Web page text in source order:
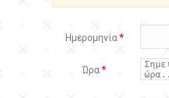
Ημερομηνία*
Ώρα*